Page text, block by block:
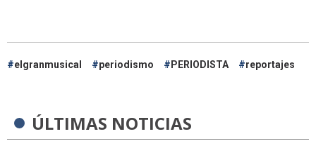
elgranmusical periodismo PERIODISTA reportajes
ÚLTIMAS NOTICIAS